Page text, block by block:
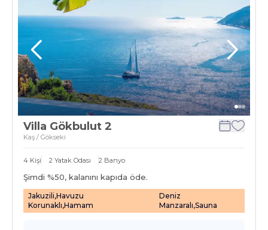
Villa Gökbulut 2
Kaş / Gökseki
4 Kişi 2 Yatak Odası 2 Banyo
Şimdi %50, kalanını kapıda öde.
Jakuzili,Havuzu
Korunaklı,Hamam
Deniz
Manzaralı,Sauna